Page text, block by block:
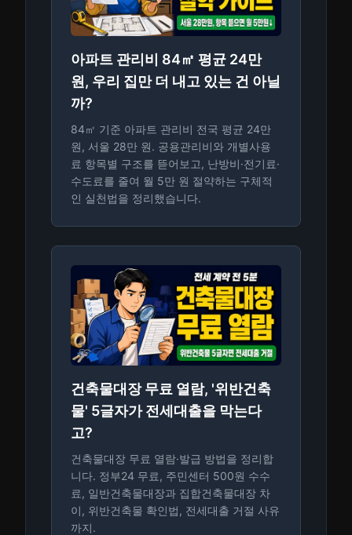
아파트 관리비 84㎡ 평균 24만
원, 우리 집만 더 내고 있는 건 아닐
까?
84㎡ 기준 아파트 관리비 전국 평균 24만
원, 서울 28만 원. 공용관리비와 개별사용
료 항목별 구조를 뜯어보고, 난방비·전기료·
수도료를 줄여 월 5만 원 절약하는 구체적
인 실천법을 정리했습니다.
건축물대장 무료 열람, '위반건축
물' 5글자가 전세대출을 막는다
고?
건축물대장 무료 열람·발급 방법을 정리합
니다. 정부24 무료, 주민센터 500원 수수
료, 일반건축물대장과 집합건축물대장 차
이, 위반건축물 확인법, 전세대출 거절 사유
까지.